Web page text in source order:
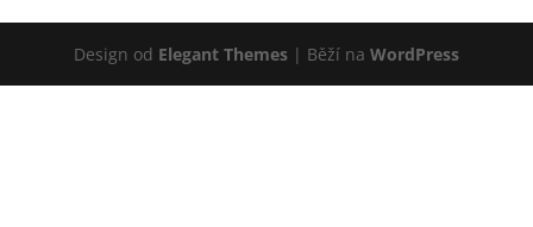
Design od Elegant Themes| Běží na WordPress